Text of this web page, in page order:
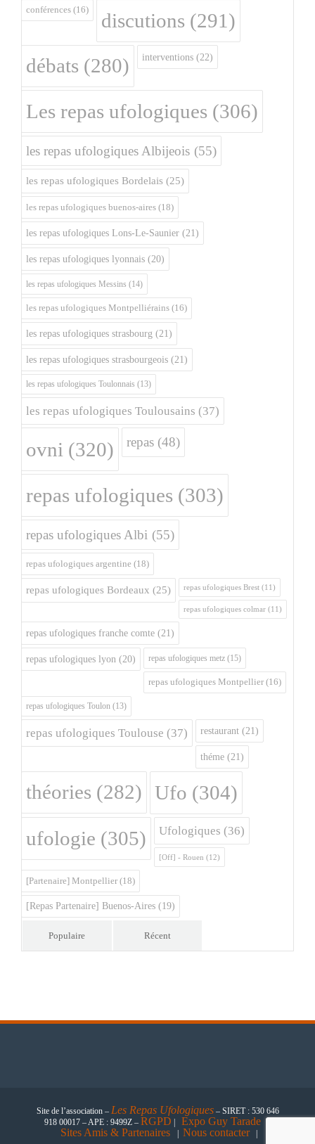
conférences (16) discutions (291)
débats (280) interventions (22)
Les repas ufologiques (306)
les repas ufologiques Albijeois (55)
les repas ufologiques Bordelais (25)
les repas ufologiques buenos-aires (18)
les repas ufologiques Lons-Le-Saunier (21)
les repas ufologiques lyonnais (20)
les repas ufologiques Messins (14)
les repas ufologiques Montpelliérains (16)
les repas ufologiques strasbourg (21)
les repas ufologiques strasbourgeois (21)
les repas ufologiques Toulonnais (13)
les repas ufologiques Toulousains (37)
ovni (320) repas (48)
repas ufologiques (303)
repas ufologiques Albi (55)
repas ufologiques argentine (18)
repas ufologiques Bordeaux (25) repas ufologiques Brest (11)
repas ufologiques colmar (11)
repas ufologiques franche comte (21)
repas ufologiques lyon (20) repas ufologiques metz (15)
repas ufologiques Montpellier (16)
repas ufologiques Toulon (13)
repas ufologiques Toulouse (37) restaurant (21)
théme (21)
théories (282) Ufo (304)
ufologie (305) Ufologiques (36)
[Off] - Rouen (12)
[Partenaire] Montpellier (18)
[Repas Partenaire] Buenos-Aires (19)
Populaire Récent
Site de l’association – Les Repas Ufologiques– SIRET : 530 646
918 00017 – APE : 9499Z – RGPD Expo Guy Tarade
Sites Amis & Partenaires Nous contacter|